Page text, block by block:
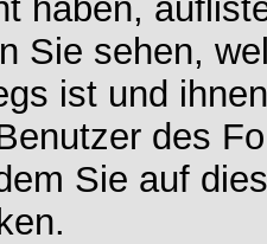
haben,
Sie sehen,
ist und
des
Sie auf